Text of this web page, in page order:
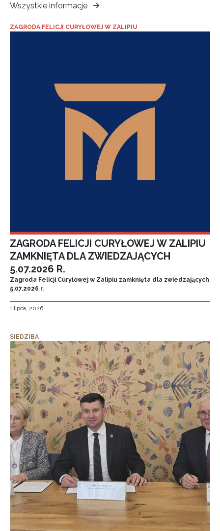
Wszystkie informacje
Muzeum
Ziemi
Tarnowskiej
ZAGRODA FELICJI CURYŁOWEJ W ZALIPIU
ZAGRODA FELICJI CURYŁOWEJ W ZALIPIU
ZAMKNIĘTA DLA ZWIEDZAJĄCYCH
5.07.2026 R.
Zagroda Felicji Curyłowej w Zalipiu zamknięta dla zwiedzających
5.07.2026 r.
1 lipca, 2026
SIEDZIBA